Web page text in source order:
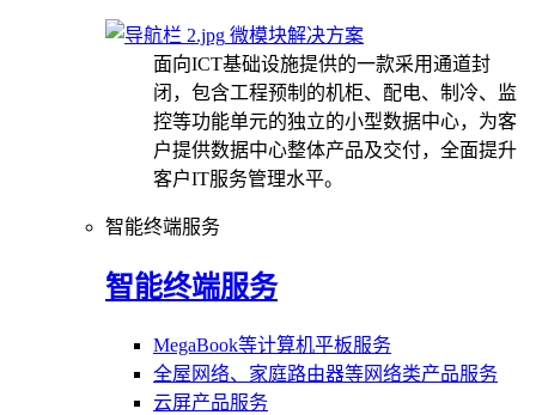
微模块解决方案
面向ICT基础设施提供的一款采用通道封
闭，包含工程预制的机柜、配电、制冷、监
控等功能单元的独立的小型数据中心，为客
户提供数据中心整体产品及交付，全面提升
客户IT服务管理水平。
智能终端服务
智能终端服务
MegaBook等计算机平板服务
全屋网络、家庭路由器等网络类产品服务
云屏产品服务